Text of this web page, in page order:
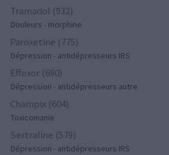
Tramadol (932)
Douleurs - morphine
Paroxetine (775)
Dépression - antidépresseurs IRS
Effexor (690)
Dépression - antidépresseurs autre
Champix (604)
Toxicomanie
Sertraline (579)
Dépression - antidépresseurs IRS